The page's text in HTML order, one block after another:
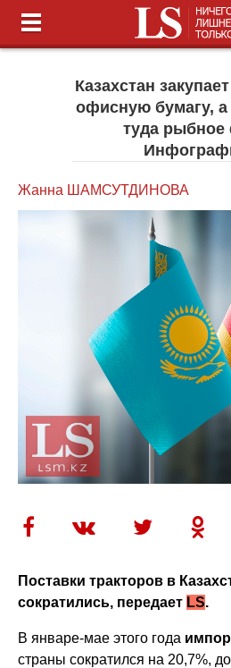
Казахстан
офисную бумагу, а
туда рыбное
Жанна ШАМСУТДИНОВА
Поставки тракторов в
сократились, передает LS.
В январе-мае этого года
страны сократился на 20,7%,